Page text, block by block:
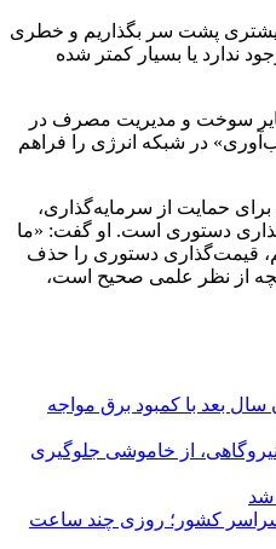
بیشتری پشت سر بگذاریم و خطری
ندارد یا بسیار کمتر شده
سوخت و مدیریت مصرف در
در شبکه انرژی را فراهم
حمایت از سرمایه‌گذاری،
دستوری است. او گفت: «ما
قیمت‌گذاری دستوری را حذف
از نظر علمی صحیح است،
سال بعد با کمبود برق مواجه
از خاموشی جلوگیری
شد
کشور؛ روزی چند ساعت